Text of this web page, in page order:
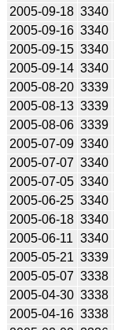
2005-09-18 3340
2005-09-16 3340
2005-09-15 3340
2005-09-14 3340
2005-08-20 3339
2005-08-13 3339
2005-08-06 3339
2005-07-09 3340
2005-07-07 3340
2005-07-05 3340
2005-06-25 3340
2005-06-18 3340
2005-06-11 3340
2005-05-21 3339
2005-05-07 3338
2005-04-30 3338
2005-04-16 3338